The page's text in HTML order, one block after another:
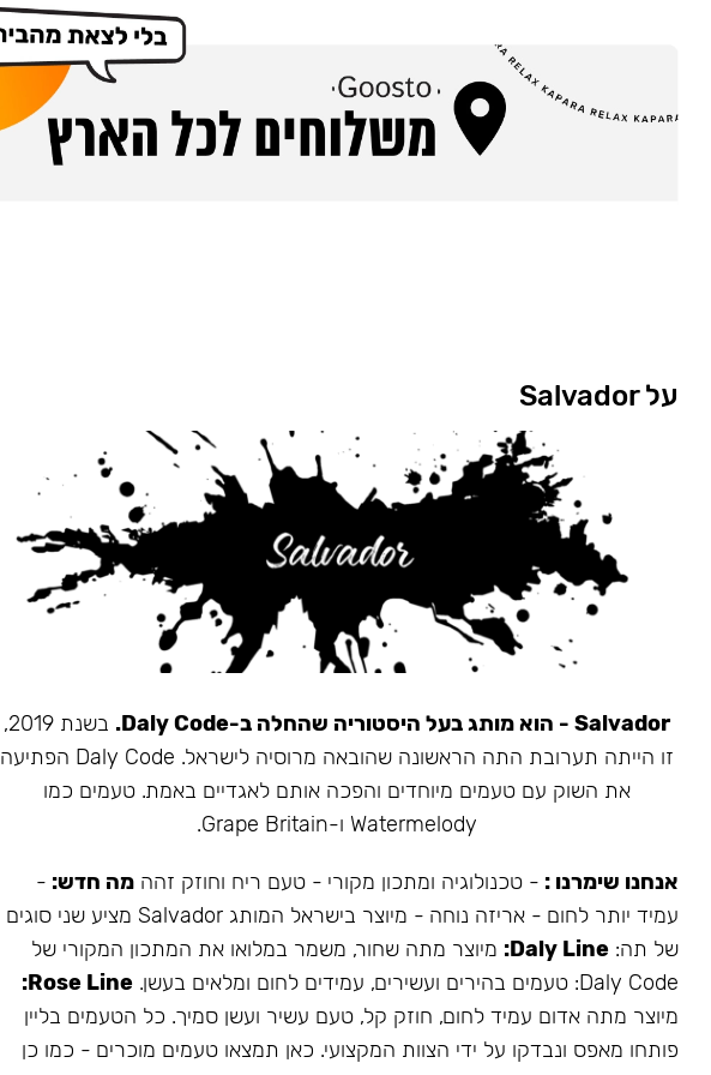
על Salvador
Salvador - הוא מותג בעל היסטוריה שהחלה ב-Daly Code.
בשנת 2019,
זו הייתה תערובת התה הראשונה שהובאה מרוסיה לישראל. Daly Code הפתיעה
את השוק עם טעמים מיוחדים והפכה אותם לאגדיים באמת. טעמים כמו
Watermelody ו-Grape Britain.
אנחנו שימרנו : - טכנולוגיה ומתכון מקורי - טעם ריח וחוזק זהה מה חדש: -
עמיד יותר לחום - אריזה נוחה - מיוצר בישראל המותג Salvador מציע שני סוגים
של תה: Daly Line: מיוצר מתה שחור, משמר במלואו את המתכון המקורי של
Daly Code: טעמים בהירים ועשירים, עמידים לחום ומלאים בעשן.
Rose Line:
מיוצר מתה אדום עמיד לחום, חוזק קל, טעם עשיר ועשן סמיך. כל הטעמים בליין
פותחו מאפס ונבדקו על ידי הצוות המקצועי. כאן תמצאו טעמים מוכרים - כמו כן